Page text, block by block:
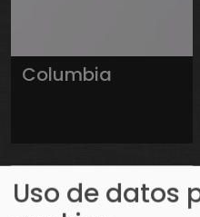
Columbia
Uso de datos